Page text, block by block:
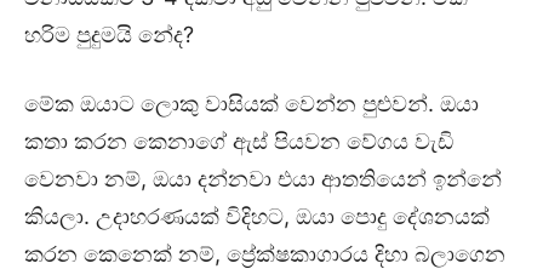
හරිම පුදුමයි නේද?
මේක ඔයාට ලොකු වාසියක් වෙන්න පුළුවන්. ඔයා
කතා කරන කෙනාගේ ඇස් පියවන වේගය වැඩි
වෙනවා නම්, ඔයා දන්නවා එයා ආතතියෙන් ඉන්නේ
කියලා. උදාහරණයක් විදිහට, ඔයා පොදු දේශනයක්
කරන කෙනෙක් නම්, ප්‍රේක්ෂකාගාරය දිහා බලාගෙන